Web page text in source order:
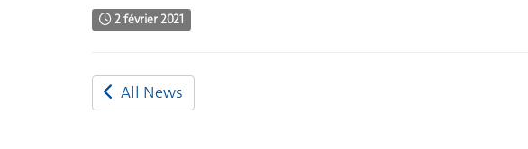
2 février 2021
All News